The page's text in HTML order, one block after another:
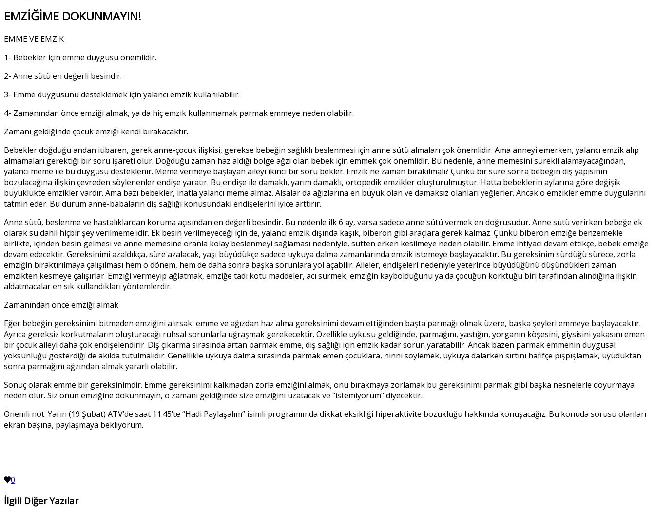
EMZİĞİME DOKUNMAYIN!
EMME VE EMZİK
1- Bebekler için emme duygusu önemlidir.
2- Anne sütü en değerli besindir.
3- Emme duygusunu desteklemek için yalancı emzik kullanılabilir.
4- Zamanından önce emziği almak, ya da hiç emzik kullanmamak parmak emmeye neden olabilir.
Zamanı geldiğinde çocuk emziği kendi bırakacaktır.
Bebekler doğduğu andan itibaren, gerek anne-çocuk ilişkisi, gerekse bebeğin sağlıklı beslenmesi için anne sütü almaları çok önemlidir. Ama anneyi emerken, yalancı emzik alıp
almamaları gerektiği bir soru işareti olur. Doğduğu zaman haz aldığı bölge ağzı olan bebek için emmek çok önemlidir. Bu nedenle, anne memesini sürekli alamayacağından,
yalancı meme ile bu duygusu desteklenir. Meme vermeye başlayan aileyi ikinci bir soru bekler. Emzik ne zaman bırakılmalı? Çünkü bir süre sonra bebeğin diş yapısının
bozulacağına ilişkin çevreden söylenenler endişe yaratır. Bu endişe ile damaklı, yarım damaklı, ortopedik emzikler oluşturulmuştur. Hatta bebeklerin aylarına göre değişik
büyüklükte emzikler vardır. Ama bazı bebekler, inatla yalancı meme almaz. Alsalar da ağızlarına en büyük olan ve damaksız olanları yeğlerler. Ancak o emzikler emme duygularını
tatmin eder. Bu durum anne-babaların diş sağlığı konusundaki endişelerini iyice arttırır.
Anne sütü, beslenme ve hastalıklardan koruma açısından en değerli besindir. Bu nedenle ilk 6 ay, varsa sadece anne sütü vermek en doğrusudur. Anne sütü verirken bebeğe ek
olarak su dahil hiçbir şey verilmemelidir. Ek besin verilmeyeceği için de, yalancı emzik dışında kaşık, biberon gibi araçlara gerek kalmaz. Çünkü biberon emziğe benzemekle
birlikte, içinden besin gelmesi ve anne memesine oranla kolay beslenmeyi sağlaması nedeniyle, sütten erken kesilmeye neden olabilir. Emme ihtiyacı devam ettikçe, bebek emziğe
devam edecektir. Gereksinimi azaldıkça, süre azalacak, yaşı büyüdükçe sadece uykuya dalma zamanlarında emzik istemeye başlayacaktır. Bu gereksinim sürdüğü sürece, zorla
emziğin bıraktırılmaya çalışılması hem o dönem, hem de daha sonra başka sorunlara yol açabilir. Aileler, endişeleri nedeniyle yeterince büyüdüğünü düşündükleri zaman
emzikten kesmeye çalışırlar. Emziği vermeyip ağlatmak, emziğe tadı kötü maddeler, acı sürmek, emziğin kaybolduğunu ya da çocuğun korktuğu biri tarafından alındığına ilişkin
aldatmacalar en sık kullandıkları yöntemlerdir.
Zamanından önce emziği almak
Eğer bebeğin gereksinimi bitmeden emziğini alırsak, emme ve ağızdan haz alma gereksinimi devam ettiğinden başta parmağı olmak üzere, başka şeyleri emmeye başlayacaktır.
Ayrıca gereksiz korkutmaların oluşturacağı ruhsal sorunlarla uğraşmak gerekecektir. Özellikle uykusu geldiğinde, parmağını, yastığın, yorganın köşesini, giysisini yakasını emen
bir çocuk aileyi daha çok endişelendirir. Diş çıkarma sırasında artan parmak emme, diş sağlığı için emzik kadar sorun yaratabilir. Ancak bazen parmak emmenin duygusal
yoksunluğu gösterdiği de akılda tutulmalıdır. Genellikle uykuya dalma sırasında parmak emen çocuklara, ninni söylemek, uykuya dalarken sırtını hafifçe pışpışlamak, uyuduktan
sonra parmağını ağzından almak yararlı olabilir.
Sonuç olarak emme bir gereksinimdir. Emme gereksinimi kalkmadan zorla emziğini almak, onu bırakmaya zorlamak bu gereksinimi parmak gibi başka nesnelerle doyurmaya
neden olur. Siz onun emziğine dokunmayın, o zamanı geldiğinde size emziğini uzatacak ve “istemiyorum” diyecektir.
Önemli not: Yarın (19 Şubat) ATV’de saat 11.45’te “Hadi Paylaşalım” isimli programımda dikkat eksikliği hiperaktivite bozukluğu hakkında konuşacağız. Bu konuda sorusu olanları
ekran başına, paylaşmaya bekliyorum.
0
İlgili Diğer Yazılar